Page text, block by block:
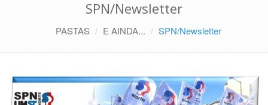
SPN/Newsletter
PASTAS E AINDA... SPN/Newsletter